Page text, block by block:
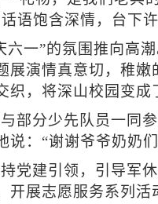
语饱含深情，台下
六一”的氛围推向高
展演情真意切，稚
织，将深山校园变成
部分少先队员一同
说：“谢谢爷爷奶奶
党建引领，引导军
开展志愿服务系列活